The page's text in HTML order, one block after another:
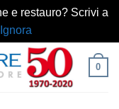
e restauro? Scrivi a
Ignora
0